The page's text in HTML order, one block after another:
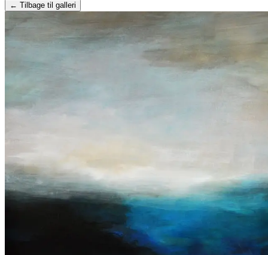
← Tilbage til galleri